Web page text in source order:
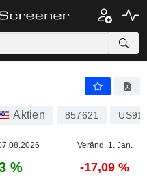
Aktien 857621
Veränd. 1. Jan.
% -17,09 %